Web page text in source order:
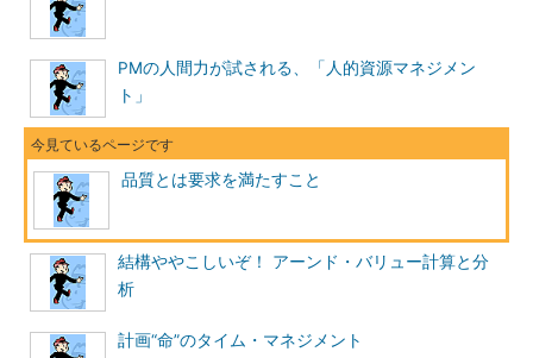
PMの人間力が試される、「人的資源マネジメン
ト」
品質とは要求を満たすこと
結構ややこしいぞ！ アーンド・バリュー計算と分
析
計画“命”のタイム・マネジメント